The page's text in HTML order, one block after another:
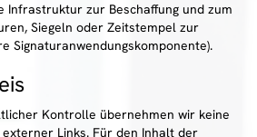
Infrastruktur zur Beschaffung und zum
Siegeln oder Zeitstempel zur
Signaturanwendungskomponente).
Kontrolle übernehmen wir keine
Links. Für den Inhalt der